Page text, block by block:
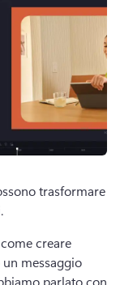
trasformare
creare
messaggio
parlato con